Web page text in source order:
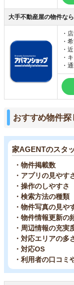
大手不動産屋の物件な
・
・
・
・
・
おすすめ物件
家AGENTのスタ
・物件掲載数
・アプリの見やす
・操作のしやすさ
・検索方法の種類
・物件写真の見や
・物件情報更新の
・周辺情報の充実
・対応エリアの多
・対応OS
・利用者の口コミ